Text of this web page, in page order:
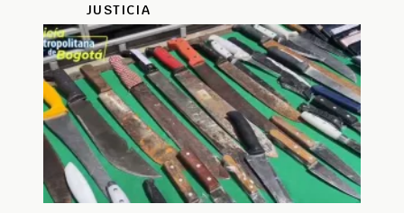
JUSTICIA